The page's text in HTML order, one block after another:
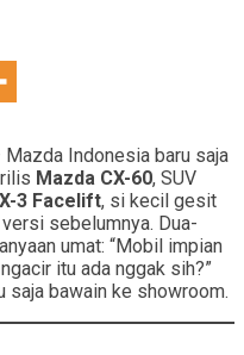
Indonesia baru saja
Mazda CX-60, SUV
3 Facelift, si kecil gesit
sebelumnya. Dua-
umat: “Mobil impian
itu ada nggak sih?”
saja bawain ke showroom.